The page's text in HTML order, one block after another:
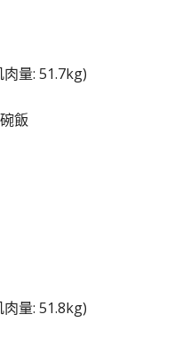
量: 51.7kg)
飯
量: 51.8kg)